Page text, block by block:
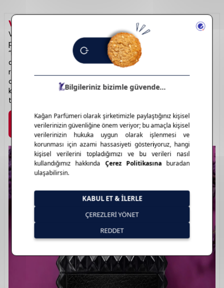
VALENTINO
Valentino, İtalyan haute couture dünyasının zarafetini
parfüm dünyasında da sürdürür. “Valentino Donna” ve
“Born in Roma” serileri, modern kadının zarif ama güçlü
duruşunu kokulara yansıtır. Kalıcı ve sofistike notalar,
romantik ve şehirli bir atmosfer sunar. Erkek serileri ise
odunsu ve baharatlı notalarla maskülen bir zarafet ortaya
koyar. Lüks şişe tasarımlarıyla da dikkat çeken Valentino,
tarz sahibi kullanıcılar için kusursuz bir seçimdir.
Marka Detayı